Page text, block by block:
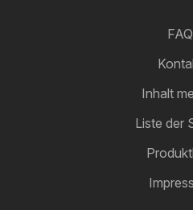
FAQ
Inhalt
Liste der